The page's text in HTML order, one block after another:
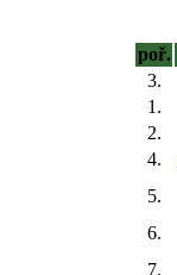
poř.
3.
1.
2.
4.
5.
6.
7.